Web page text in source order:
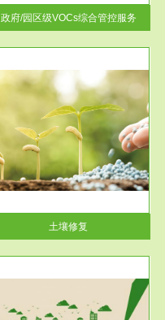
政府/园区级VOCs综合管控服务
土壤修复